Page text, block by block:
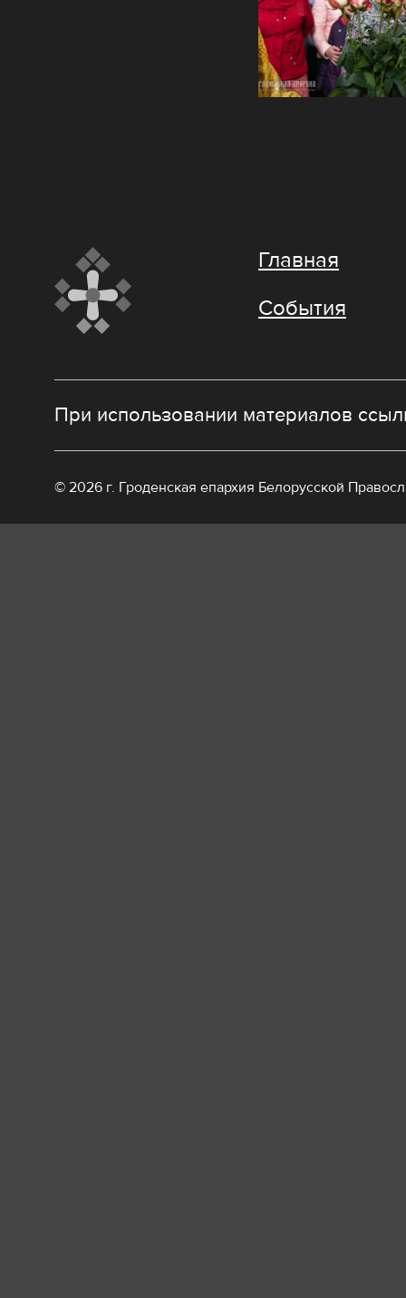
Главная
События
При использовании материалов
© 2026 г. Гроденская епархия Белорусской